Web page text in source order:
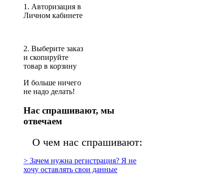
1. Авторизация в
Личном кабинете
2. Выберите заказ
и скопируйте
товар в корзину
И больше ничего
не надо делать!
Нас спрашивают, мы
отвечаем
О чем нас спрашивают:
> Зачем нужна регистрация? Я не
хочу оставлять свои данные